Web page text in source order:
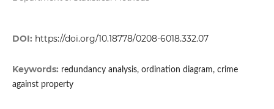
DOI: https://doi.org/10.18778/0208-6018.332.07
Keywords: redundancy analysis, ordination diagram, crime
against property